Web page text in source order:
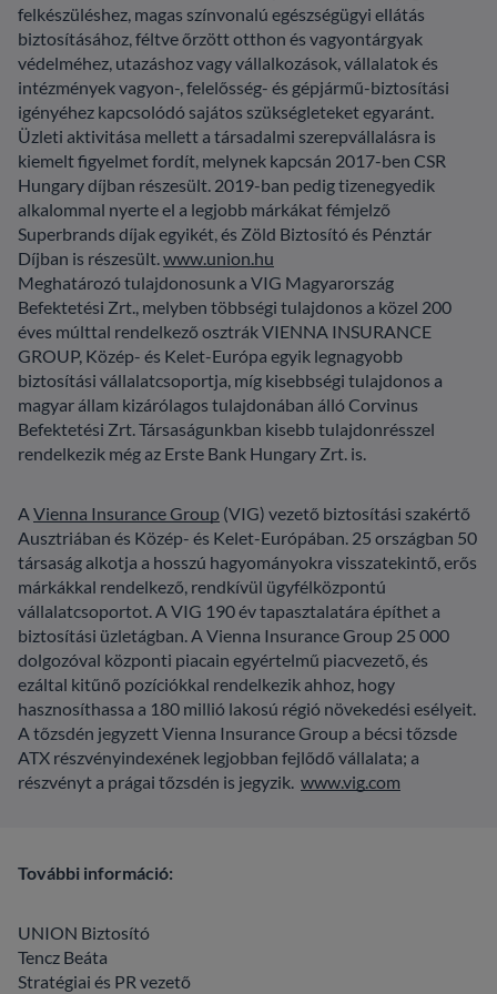
használjuk fel.
További információk a Google üzleti adatokra
vonatkozó felelősségéről és felhasználásáról az
alábbilinken.
felkészüléshez, magas színvonalú egészségügyi ellátás
biztosításához, féltve őrzött otthon és vagyontárgyak
védelméhez, utazáshoz vagy vállalkozások, vállalatok és
intézmények vagyon-, felelősség- és gépjármű-biztosítási
igényéhez kapcsolódó sajátos szükségleteket egyaránt.
Üzleti aktivitása mellett a társadalmi szerepvállalásra is
kiemelt figyelmet fordít, melynek kapcsán 2017-ben CSR
Hungary díjban részesült. 2019-ban pedig tizenegyedik
alkalommal nyerte el a legjobb márkákat fémjelző
Superbrands díjak egyikét, és Zöld Biztosító és Pénztár
Díjban is részesült. www.union.hu
Meghatározó tulajdonosunk a VIG Magyarország
Befektetési Zrt., melyben többségi tulajdonos a közel 200
éves múlttal rendelkező osztrák VIENNA INSURANCE
GROUP, Közép- és Kelet-Európa egyik legnagyobb
biztosítási vállalatcsoportja, míg kisebbségi tulajdonos a
magyar állam kizárólagos tulajdonában álló Corvinus
Befektetési Zrt. Társaságunkban kisebb tulajdonrésszel
rendelkezik még az Erste Bank Hungary Zrt. is.
A Vienna Insurance Group (VIG) vezető biztosítási szakértő
Ausztriában és Közép- és Kelet-Európában. 25 országban 50
társaság alkotja a hosszú hagyományokra visszatekintő, erős
márkákkal rendelkező, rendkívül ügyfélközpontú
vállalatcsoportot. A VIG 190 év tapasztalatára építhet a
biztosítási üzletágban. A Vienna Insurance Group 25 000
dolgozóval központi piacain egyértelmű piacvezető, és
ezáltal kitűnő pozíciókkal rendelkezik ahhoz, hogy
hasznosíthassa a 180 millió lakosú régió növekedési esélyeit.
A tőzsdén jegyzett Vienna Insurance Group a bécsi tőzsde
ATX részvényindexének legjobban fejlődő vállalata; a
részvényt a prágai tőzsdén is jegyzik. www.vig.com
További információ:
UNION Biztosító
Tencz Beáta
Stratégiai és PR vezető